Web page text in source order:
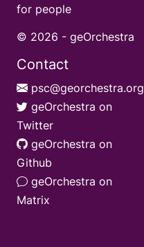
for people
© 2026 - geOrchestra
Contact
psc@georchestra.org
geOrchestra on
Twitter
geOrchestra on
Github
geOrchestra on
Matrix